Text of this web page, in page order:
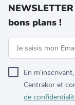
bons plans !
En
Centrakor et
de